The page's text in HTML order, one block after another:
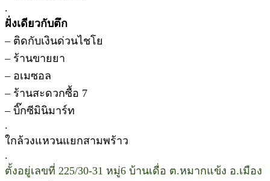
.
ฝั่งเดียวกับตึก
– ติดกับเงินด่วนไชโย
– ร้านขายยา
– อเมซอล
– ร้านสะดวกซื้อ 7
– บิ๊กซีมินิมาร์ท
.
ใกล้วงแหวนแยกสามพร้าว
.
ตั้งอยู่เลขที่ 225/30-31 หมู่6 บ้านเดื่อ ต.หมากแข้ง อ.เมือง